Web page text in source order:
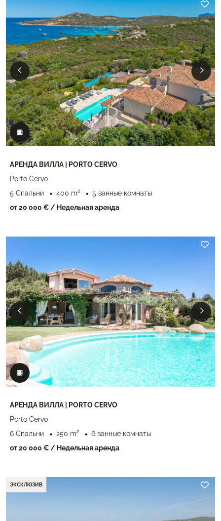
АРЕНДА ВИЛЛА | PORTO CERVO
Porto Cervo
5 Спальни
400 m²
5 ванные комнаты
от 20 000 € / Недельная аренда
АРЕНДА ВИЛЛА | PORTO CERVO
Porto Cervo
6 Спальни
250 m²
6 ванные комнаты
от 20 000 € / Недельная аренда
ЭКСКЛЮЗИВ